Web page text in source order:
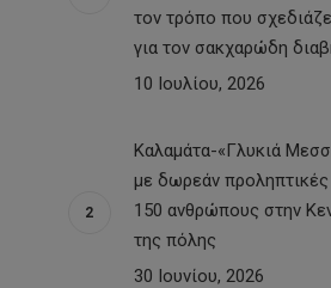
τον τρόπο που
για τον σακχαρώδη
10 Ιουλίου, 2026
Καλαμάτα-«Γλυκιά
με δωρεάν προληπτικές
150 ανθρώπους στην
της πόλης
30 Ιουνίου, 2026